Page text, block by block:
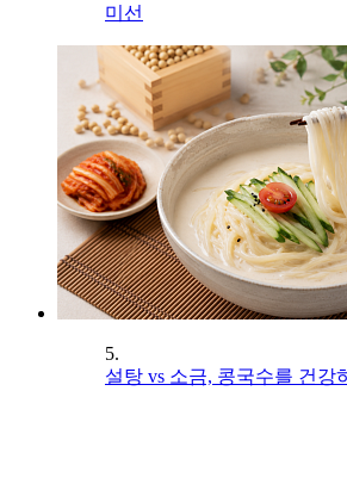
미선
5.
설탕 vs 소금, 콩국수를 건강